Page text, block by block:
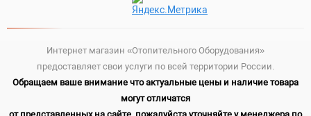
Интернет магазин «Отопительного Оборудования»
предоставляет свои услуги по всей территории России.
Обращаем ваше внимание что актуальные цены и наличие товара
могут отличатся